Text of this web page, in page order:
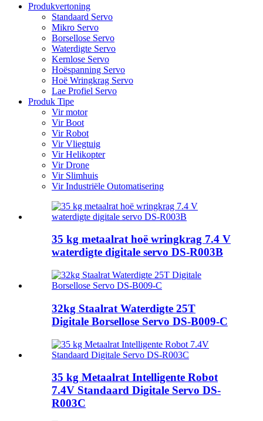
Produkvertoning
Standaard Servo
Mikro Servo
Borsellose Servo
Waterdigte Servo
Kernlose Servo
Hoëspanning Servo
Hoë Wringkrag Servo
Lae Profiel Servo
Produk Tipe
Vir motor
Vir Boot
Vir Robot
Vir Vliegtuig
Vir Helikopter
Vir Drone
Vir Slimhuis
Vir Industriële Outomatisering
35 kg metaalrat hoë wringkrag 7.4 V
waterdigte digitale servo DS-R003B
32kg Staalrat Waterdigte 25T
Digitale Borsellose Servo DS-B009-C
35 kg Metaalrat Intelligente Robot
7.4V Standaard Digitale Servo DS-
R003C